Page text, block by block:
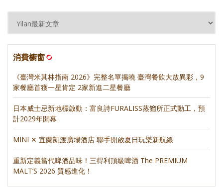
消費櫥窗
《臺灣米其林指南 2026》完整名單揭曉 臺灣餐飲大放異彩，9
家餐廳首獲一星肯定 2家新進二星餐廳
日本威士忌新地標啟動：富良詩FURALISS蒸餾所正式動工，預
計2029年開幕
MINI ✕ 宜蘭凱渡廣場酒店 聯手開啟夏日玩樂新航線
重新定義當代啤酒品味！三得利頂級啤酒 The PREMIUM
MALT’S 2026 質感進化！